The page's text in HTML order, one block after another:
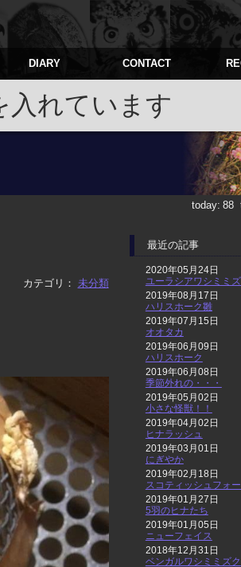
DIARY CONTACT
入れています
today: 88
カテゴリ： 未分類
最近の記事
2020年05月24日
ユーラシアワシミミ
2019年08月17日
ハリスホーク雛
2019年07月15日
オオタカ
2019年06月09日
ハリスホーク
2019年06月08日
季節外れの・・・
2019年05月02日
小さな怪獣！！
2019年04月02日
ヒナラッシュ
2019年03月01日
にぎやか
2019年02月18日
スコティッシュフォ
2019年01月27日
5羽のヒナたち
2019年01月05日
ニューフェイス
2018年12月31日
ベンガルワシミミズク